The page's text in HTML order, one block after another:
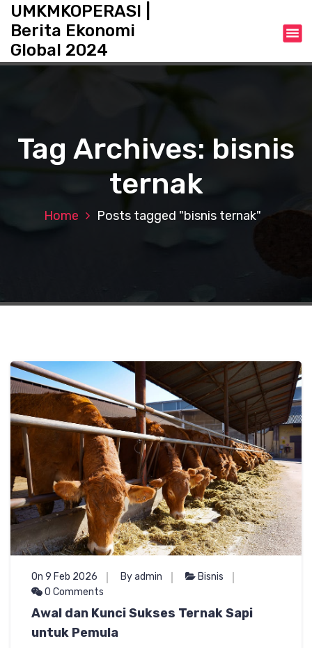
t
UMKMKOPERASI |
Berita Ekonomi
Global 2024
Tag Archives: bisnis
ternak
Home Posts tagged "bisnis ternak"
On 9 Feb 2026 By admin
Bisnis
0 Comments
Awal dan Kunci Sukses Ternak Sapi
untuk Pemula